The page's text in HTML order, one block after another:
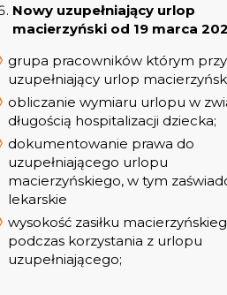
Nowy uzupełniający urlop
macierzyński od 19 marca
grupa pracowników którym
uzupełniający urlop
obliczanie wymiaru urlopu w
długością hospitalizacji dziecka;
dokumentowanie prawa do
uzupełniającego urlopu
macierzyńskiego, w tym
lekarskie
wysokość zasiłku
podczas korzystania z urlopu
uzupełniającego;